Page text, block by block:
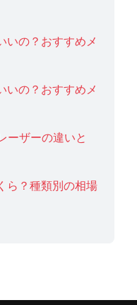
いの？おすすめメ
いの？おすすめメ
ーザーの違いと
ら？種類別の相場